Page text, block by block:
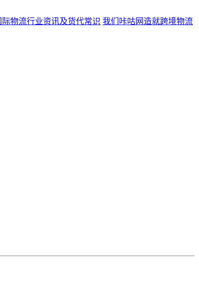
际物流行业资讯及货代常识 我们 咔咕网造就跨境物流